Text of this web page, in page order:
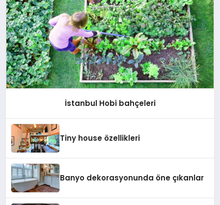
İstanbul Hobi bahçeleri
Tiny house özellikleri
Banyo dekorasyonunda öne çıkanlar